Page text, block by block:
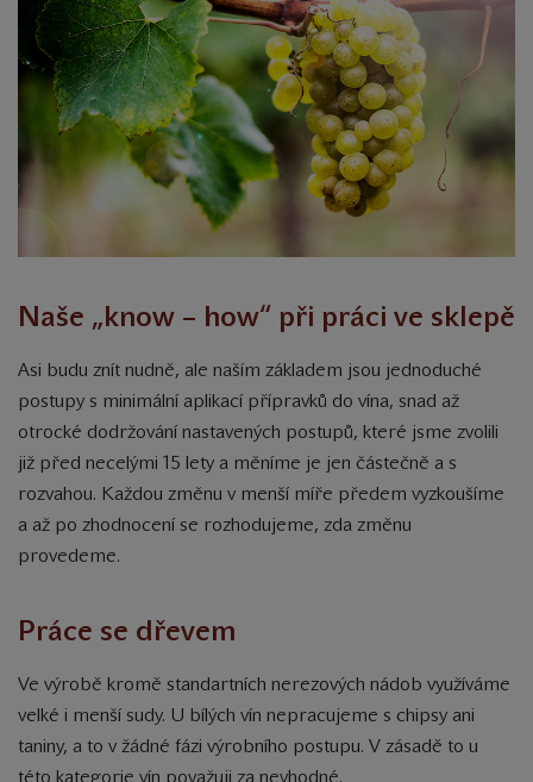
Naše „know – how“ při práci ve sklepě
Asi budu znít nudně, ale naším základem jsou jednoduché
postupy s minimální aplikací přípravků do vína, snad až
otrocké dodržování nastavených postupů, které jsme zvolili
již před necelými 15 lety a měníme je jen částečně a s
rozvahou. Každou změnu v menší míře předem vyzkoušíme
a až po zhodnocení se rozhodujeme, zda změnu
provedeme.
Práce se dřevem
Ve výrobě kromě standartních nerezových nádob využíváme
velké i menší sudy. U bílých vín nepracujeme s chipsy ani
taniny, a to v žádné fázi výrobního postupu. V zásadě to u
této kategorie vín považuji za nevhodné.